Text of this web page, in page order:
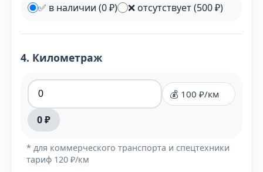
✅ в наличии (0 ₽) ❌ отсутствует (500 ₽)
4. Километраж
💰 100 ₽/км
0 ₽
* для коммерческого транспорта и спецтехники
тариф 120 ₽/км